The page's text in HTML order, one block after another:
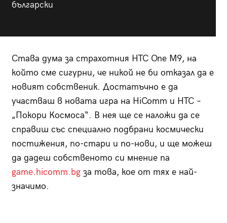
български
Става дума за страхотния HTC One M9, на
който сме сигурни, че никой не би отказал да е
новият собственик. Достатъчно е да
участваш в новата игра на HiComm и HTC –
„Покори Космоса“. В нея ще се наложи да се
справиш със специално подбрани космически
постижения, по-стари и по-нови, и ще можеш
да дадеш собственото си мнение na
game.hicomm.bgза това, кое от тях е най-
значимо.